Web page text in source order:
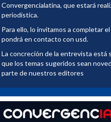
Convergencialatina, que estará
periodística.
Para ello, lo invitamos a completar
pondrá en contacto con usd.
La concreción de la entrevista está
que los temas sugeridos sean
parte de nuestros editores